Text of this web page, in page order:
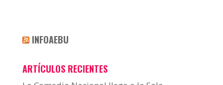
INFOAEBU
ARTÍCULOS RECIENTES